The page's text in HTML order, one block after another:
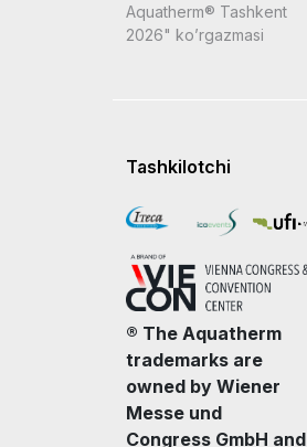
Aquatherm® Tashkent
2026" ko’rgazmasi
Tashkilotchi
® The Aquatherm
trademarks are
owned by Wiener
Messe und
Congress GmbH and